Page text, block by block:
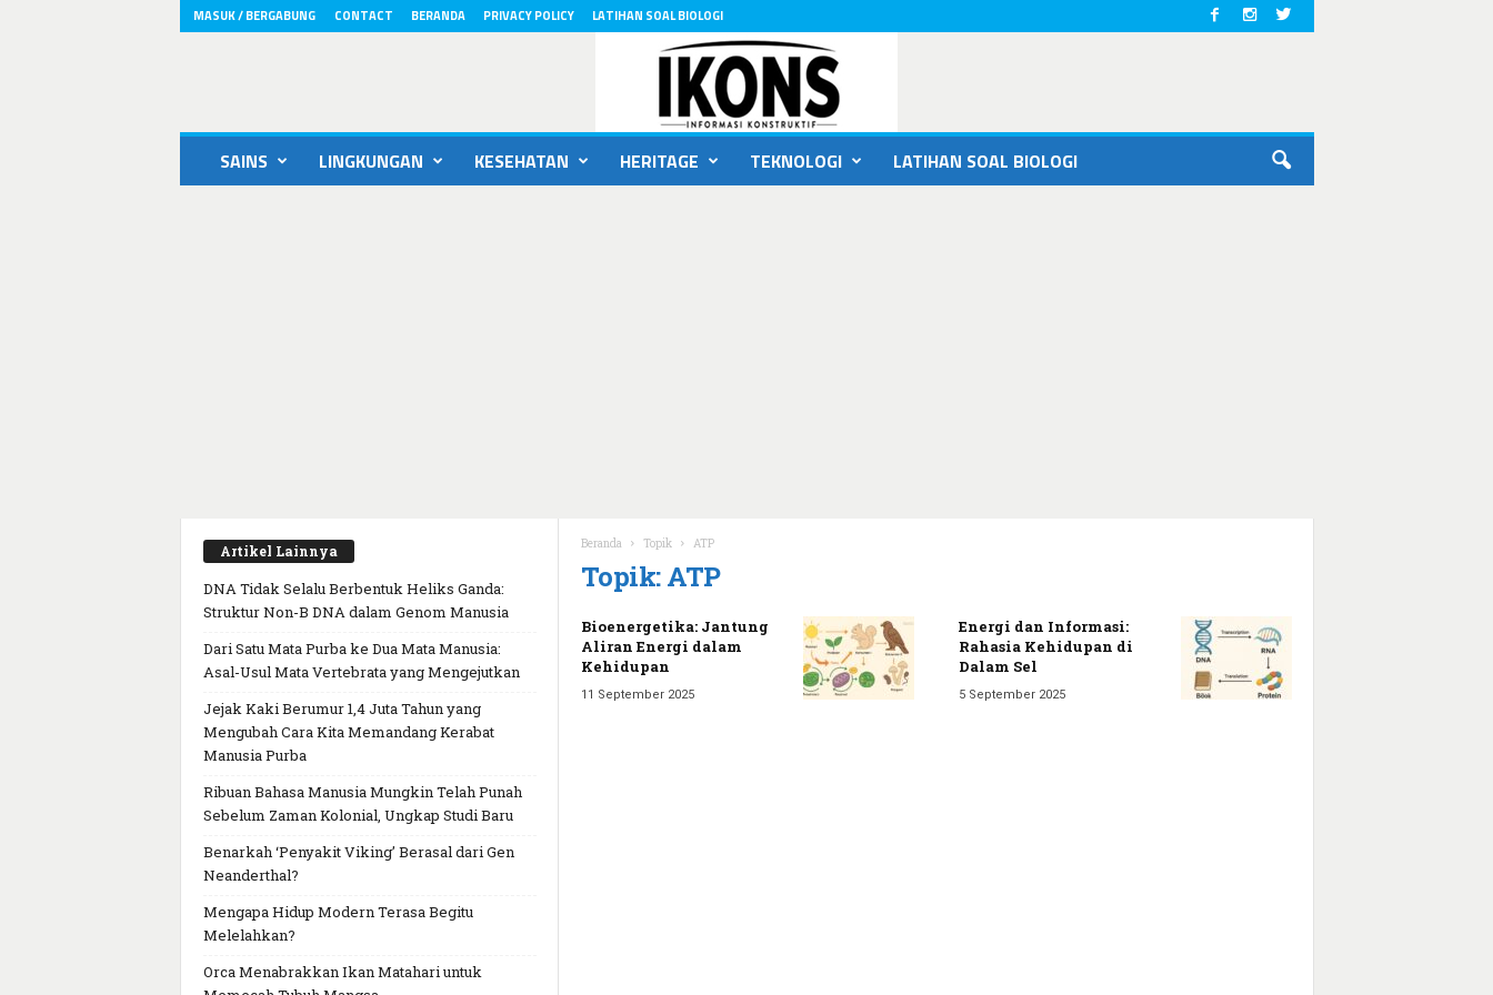
MASUK / BERGABUNG CONTACT BERANDA PRIVACY POLICY LATIHAN SOAL BIOLOGI
SAINS LINGKUNGAN KESEHATAN HERITAGE TEKNOLOGI LATIHAN SOAL BIOLOGI
Beranda Topik ATP
Topik: ATP
Bioenergetika: Jantung
Aliran Energi dalam
Kehidupan
11 September 2025
Energi dan Informasi:
Rahasia Kehidupan di
Dalam Sel
5 September 2025
Artikel Lainnya
DNA Tidak Selalu Berbentuk Heliks Ganda:
Struktur Non-B DNA dalam Genom Manusia
Dari Satu Mata Purba ke Dua Mata Manusia:
Asal-Usul Mata Vertebrata yang Mengejutkan
Jejak Kaki Berumur 1,4 Juta Tahun yang
Mengubah Cara Kita Memandang Kerabat
Manusia Purba
Ribuan Bahasa Manusia Mungkin Telah Punah
Sebelum Zaman Kolonial, Ungkap Studi Baru
Benarkah ‘Penyakit Viking’ Berasal dari Gen
Neanderthal?
Mengapa Hidup Modern Terasa Begitu
Melelahkan?
Orca Menabrakkan Ikan Matahari untuk